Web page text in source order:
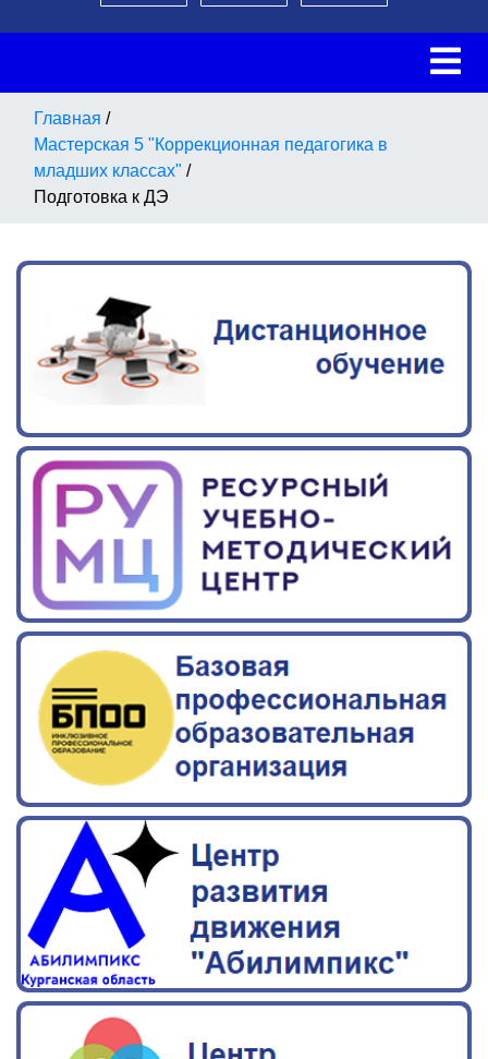
Главная /
Мастерская 5 "Коррекционная педагогика в
младших классах" /
Подготовка к ДЭ